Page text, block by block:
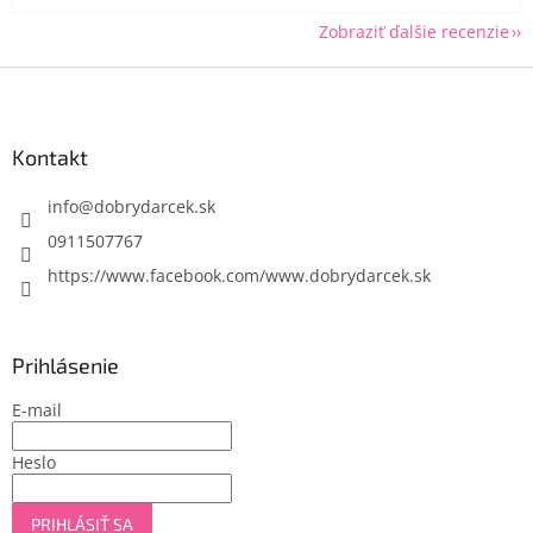
Zobraziť ďalšie recenzie
Kontakt
info@dobrydarcek.sk
0911507767
https://www.facebook.com/www.dobrydarcek.sk
Prihlásenie
E-mail
Heslo
PRIHLÁSIŤ SA